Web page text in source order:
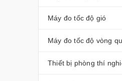
Máy đo tốc độ gió
Máy đo tốc độ vòng
Thiết bị phòng thí